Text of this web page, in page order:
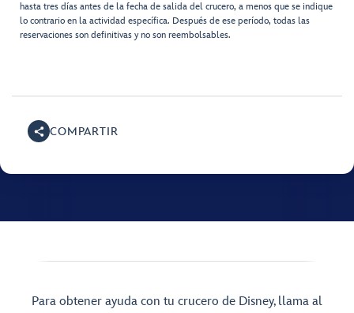
hasta tres días antes de la fecha de salida del crucero, a menos que se indique
lo contrario en la actividad específica. Después de ese período, todas las
reservaciones son definitivas y no son reembolsables.
COMPARTIR
Para obtener ayuda con tu crucero de Disney, llama al